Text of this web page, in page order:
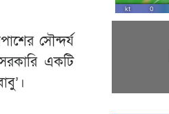
সৌন্দর্য
একটি